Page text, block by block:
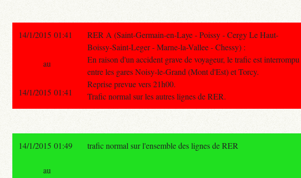
14/1/2015 01:41
RER A (Saint-Germain-en-Laye - Poissy - Cergy Le Haut-
Boissy-Saint-Leger - Marne-la-Vallee - Chessy) :
En raison d'un accident grave de voyageur, le trafic est interrompu
entre les gares Noisy-le-Grand (Mont d'Est) et Torcy.
Reprise prevue vers 21h00.
Trafic normal sur les autres lignes de RER.
au
14/1/2015 01:41
14/1/2015 01:49 trafic normal sur l'ensemble des lignes de RER
au